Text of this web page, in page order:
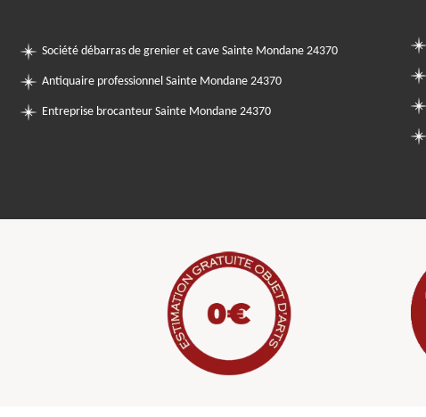
Société débarras de grenier et cave Sainte Mondane 24370
Antiquaire professionnel Sainte Mondane 24370
Entreprise brocanteur Sainte Mondane 24370